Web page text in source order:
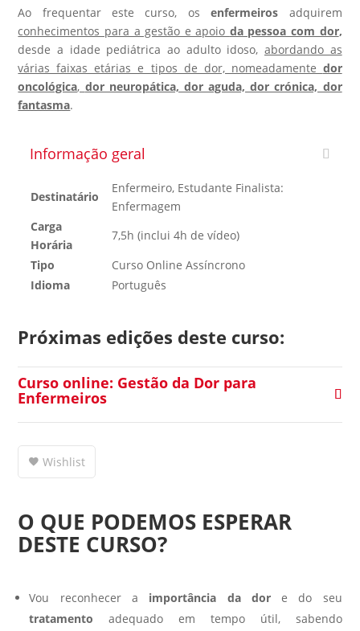
Ao frequentar este curso, osenfermeiros adquirem
conhecimentos para a gestão e apoio da pessoa com dor,
desde a idade pediátrica ao adulto idoso, abordando as
várias faixas etárias e tipos de dor, nomeadamente dor
oncológica, dor neuropática, dor aguda, dor crónica, dor
fantasma.
Informação geral
Destinatário
Enfermeiro, Estudante Finalista:
Enfermagem
Carga
Horária
7,5h (inclui 4h de vídeo)
Tipo
Curso Online Assíncrono
Idioma
Português
Próximas edições deste curso:
Curso online: Gestão da Dor para
Enfermeiros
Wishlist
O QUE PODEMOS ESPERAR
DESTE CURSO?
Vou reconhecer a importância da dore do seu
tratamento adequado em tempo útil, sabendo